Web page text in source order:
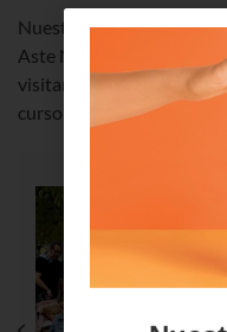
Nuestro stand ha estado
Aste Nagusia bilbaína: un
visitantes de otra
cursor sobre las imágenes